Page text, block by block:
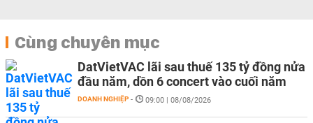
Cùng chuyên mục
DatVietVAC lãi sau thuế 135 tỷ đồng nửa
đầu năm, dồn 6 concert vào cuối năm
DOANH NGHIỆP - 09:00 | 08/08/2026